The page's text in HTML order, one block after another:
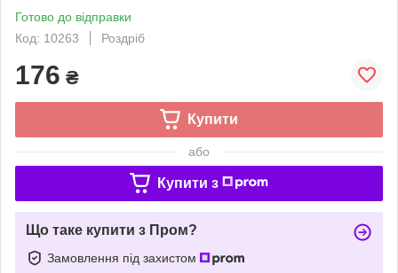
Готово до відправки
Код: 10263
Роздріб
176 ₴
Купити
або
Купити з
Що таке купити з Пром?
Замовлення під захистом